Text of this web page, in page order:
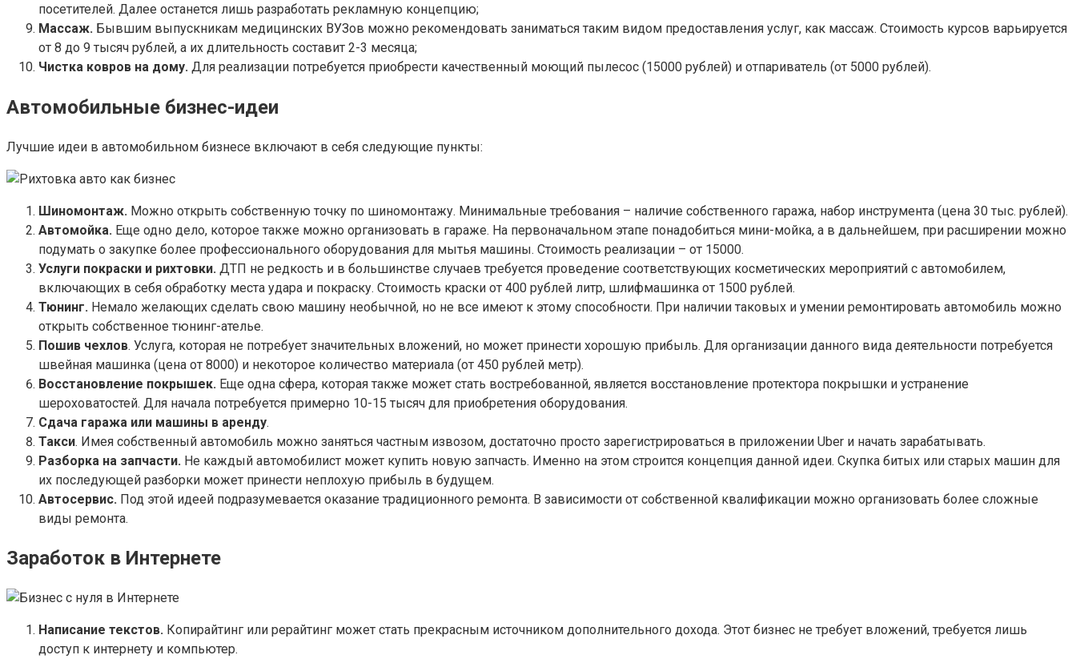
посетителей. Далее останется лишь разработать рекламную концепцию;
Массаж. Бывшим выпускникам медицинских ВУЗов можно рекомендовать заниматься таким видом предоставления услуг, как массаж. Стоимость курсов варьируется
от 8 до 9 тысяч рублей, а их длительность составит 2-3 месяца;
Чистка ковров на дому. Для реализации потребуется приобрести качественный моющий пылесос (15000 рублей) и отпариватель (от 5000 рублей).
Автомобильные бизнес-идеи
Лучшие идеи в автомобильном бизнесе включают в себя следующие пункты:
Шиномонтаж. Можно открыть собственную точку по шиномонтажу. Минимальные требования – наличие собственного гаража, набор инструмента (цена 30 тыс. рублей).
Автомойка. Еще одно дело, которое также можно организовать в гараже. На первоначальном этапе понадобиться мини-мойка, а в дальнейшем, при расширении можно
подумать о закупке более профессионального оборудования для мытья машины. Стоимость реализации – от 15000.
Услуги покраски и рихтовки. ДТП не редкость и в большинстве случаев требуется проведение соответствующих косметических мероприятий с автомобилем,
включающих в себя обработку места удара и покраску. Стоимость краски от 400 рублей литр, шлифмашинка от 1500 рублей.
Тюнинг. Немало желающих сделать свою машину необычной, но не все имеют к этому способности. При наличии таковых и умении ремонтировать автомобиль можно
открыть собственное тюнинг-ателье.
Пошив чехлов. Услуга, которая не потребует значительных вложений, но может принести хорошую прибыль. Для организации данного вида деятельности потребуется
швейная машинка (цена от 8000) и некоторое количество материала (от 450 рублей метр).
Восстановление покрышек. Еще одна сфера, которая также может стать востребованной, является восстановление протектора покрышки и устранение
шероховатостей. Для начала потребуется примерно 10-15 тысяч для приобретения оборудования.
Сдача гаража или машины в аренду.
Такси. Имея собственный автомобиль можно заняться частным извозом, достаточно просто зарегистрироваться в приложении Uber и начать зарабатывать.
Разборка на запчасти. Не каждый автомобилист может купить новую запчасть. Именно на этом строится концепция данной идеи. Скупка битых или старых машин для
их последующей разборки может принести неплохую прибыль в будущем.
Автосервис. Под этой идеей подразумевается оказание традиционного ремонта. В зависимости от собственной квалификации можно организовать более сложные
виды ремонта.
Заработок в Интернете
Написание текстов. Копирайтинг или рерайтинг может стать прекрасным источником дополнительного дохода. Этот бизнес не требует вложений, требуется лишь
доступ к интернету и компьютер.